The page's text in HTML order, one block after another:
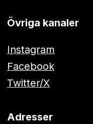
Övriga kanaler
Instagram
Facebook
Twitter/X
Adresser